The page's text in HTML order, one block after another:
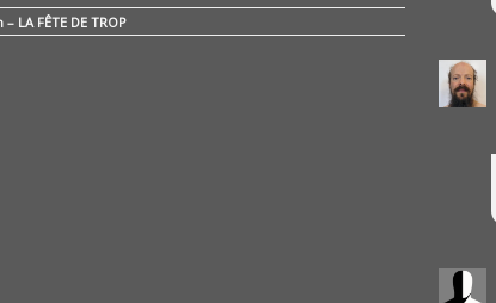
LA FÊTE DE TROP